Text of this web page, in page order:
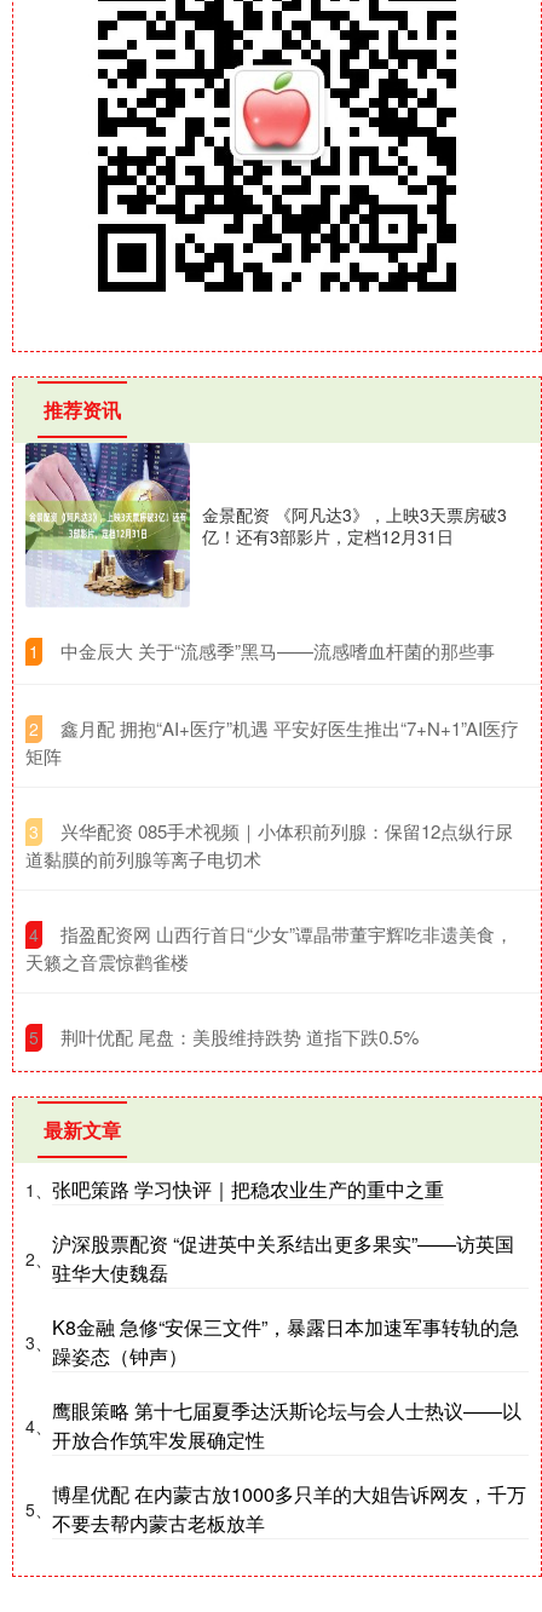
推荐资讯
金景配资 《阿凡达3》，上映3天票房破3
亿！还有3部影片，定档12月31日
1 ​中金辰大 关于“流感季”黑马——流感嗜血杆菌的那些事
2
​鑫月配 拥抱“AI+医疗”机遇 平安好医生推出“7+N+1”AI医疗
矩阵
3
​兴华配资 085手术视频｜小体积前列腺：保留12点纵行尿
道黏膜的前列腺等离子电切术
4
​指盈配资网 山西行首日“少女”谭晶带董宇辉吃非遗美食，
天籁之音震惊鹳雀楼
5 ​荆叶优配 尾盘：美股维持跌势 道指下跌0.5%
最新文章
1、 张吧策路 学习快评｜把稳农业生产的重中之重
2、
沪深股票配资 “促进英中关系结出更多果实”——访英国
驻华大使魏磊
3、
K8金融 急修“安保三文件”，暴露日本加速军事转轨的急
躁姿态（钟声）
4、
鹰眼策略 第十七届夏季达沃斯论坛与会人士热议——以
开放合作筑牢发展确定性
5、
博星优配 在内蒙古放1000多只羊的大姐告诉网友，千万
不要去帮内蒙古老板放羊